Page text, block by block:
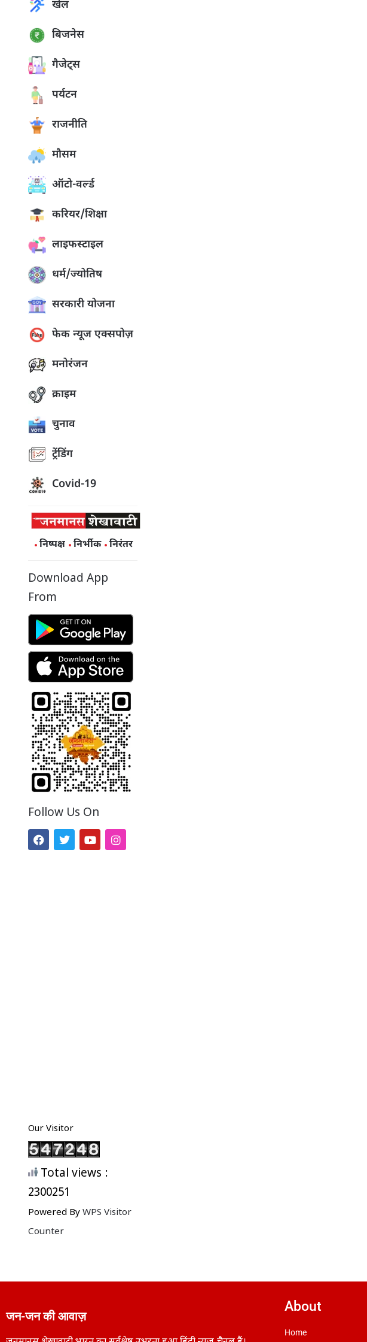
खेल
बिजनेस
गैजेट्स
पर्यटन
राजनीति
मौसम
ऑटो-वर्ल्ड
करियर/शिक्षा
लाइफस्टाइल
धर्म/ज्योतिष
सरकारी योजना
फेक न्यूज एक्सपोज़
मनोरंजन
क्राइम
चुनाव
ट्रेंडिंग
Covid-19
निष्पक्ष निर्भीक निरंतर
Download App
From
Follow Us On
Our Visitor
Total views :
2300251
Powered By WPS Visitor
Counter
जन-जन की आवाज़
About
Home